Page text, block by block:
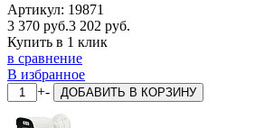
Артикул: 19871
3 370 руб.3 202 руб.
Купить в 1 клик
в сравнение
В избранное
+- ДОБАВИТЬ В КОРЗИНУ